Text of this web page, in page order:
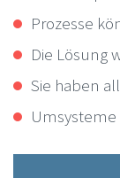
Prozesse
Die Lösung
Sie haben
Umsysteme